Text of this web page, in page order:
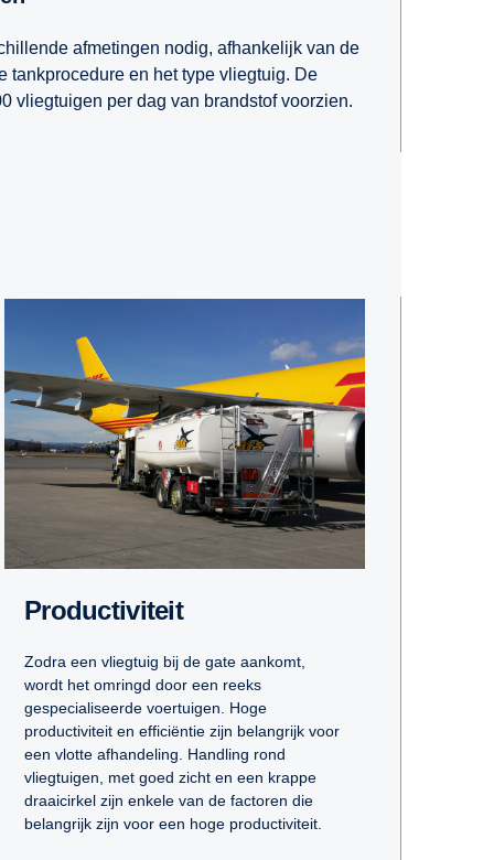
afmetingen nodig, afhankelijk van de
tankprocedure en het type vliegtuig. De
vliegtuigen per dag van brandstof voorzien.
Productiviteit
Zodra een vliegtuig bij de gate aankomt,
wordt het omringd door een reeks
gespecialiseerde voertuigen. Hoge
productiviteit en efficiëntie zijn belangrijk voor
een vlotte afhandeling. Handling rond
vliegtuigen, met goed zicht en een krappe
draaicirkel zijn enkele van de factoren die
belangrijk zijn voor een hoge productiviteit.